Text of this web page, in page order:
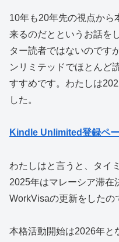
10年も20年先の視点から
来るのだとというお話を
ター読者ではないのです
ンリミテッドでほとんど
すすめです。わたしは
した。
Kindle Unlimited登録ペ
わたしはと言うと、タイ
2025年はマレーシア滞在
WorkVisaの更新をしたの
本格活動開始は2026年と